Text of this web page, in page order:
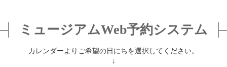
ご予約
アクセス
ミュージアムWeb予約システム
カレンダーよりご希望の日にちを選択してください。
↓